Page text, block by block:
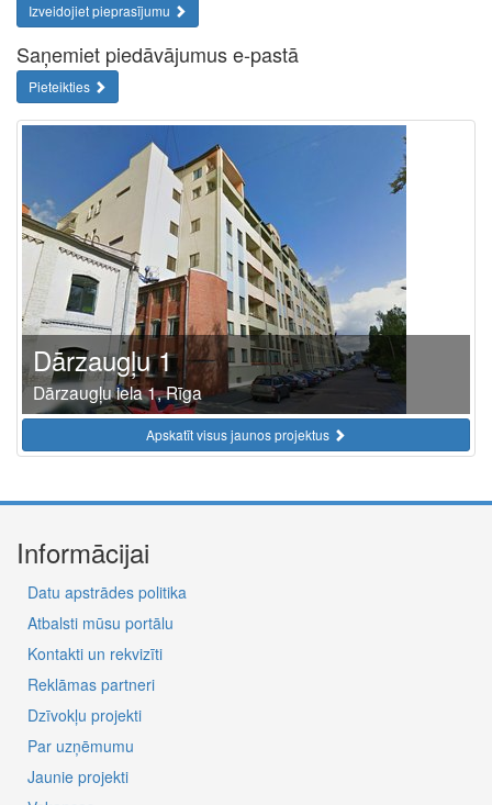
Izveidojiet pieprasījumu
Saņemiet piedāvājumus e-pastā
Pieteikties
Dārzaugļu 1
Dārzaugļu iela 1, Rīga
Apskatīt visus jaunos projektus
Informācijai
Datu apstrādes politika
Atbalsti mūsu portālu
Kontakti un rekvizīti
Reklāmas partneri
Dzīvokļu projekti
Par uzņēmumu
Jaunie projekti